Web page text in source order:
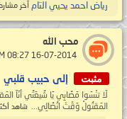
رياض احمد يحيي التام آخر مشاركة: 08-
محب الله
مثبت إلى حبيب قلبي
لَا تنْسَوا مَصٌابِي يَا شٌيعَتٌي أنَآ
المَقتُولْ وَقْتّ اتٌصٌالِي... شاهد